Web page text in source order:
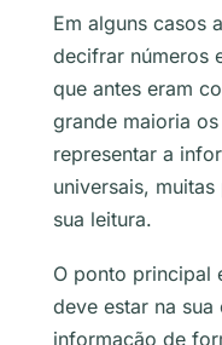
Em alguns casos
decifrar números
que antes eram
grande maioria
representar a
universais,
sua leitura.
O ponto principal
deve estar na
informação de